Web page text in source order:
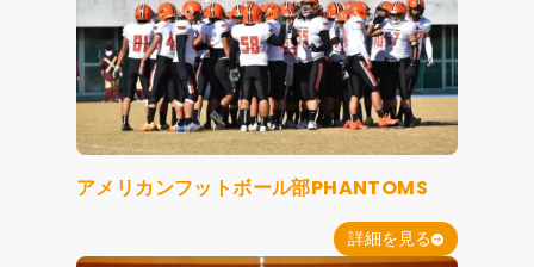
アメリカンフットボール部PHANTOMS
詳細を見る